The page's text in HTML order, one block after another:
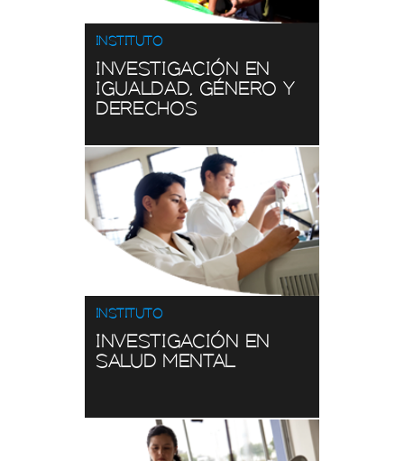
INSTITUTO
INVESTIGACIÓN EN
IGUALDAD, GÉNERO Y
DERECHOS
INSTITUTO
INVESTIGACIÓN EN
SALUD MENTAL
ESTUDIANTES DEMOGRAFÍA
Ver aquí
Ver aquí